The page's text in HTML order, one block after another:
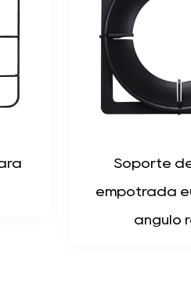
Soporte
hierro